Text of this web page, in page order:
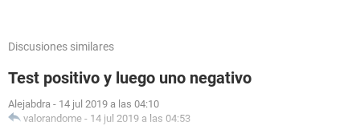
Discusiones similares
Test positivo y luego uno negativo
Alejabdra - 14 jul 2019 a las 04:10
valorandome - 14 jul 2019 a las 04:53